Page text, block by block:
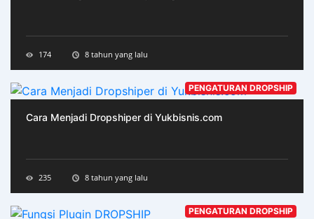
174 8 tahun yang lalu
PENGATURAN DROPSHIP
Cara Menjadi Dropshiper di Yukbisnis.com
235 8 tahun yang lalu
PENGATURAN DROPSHIP